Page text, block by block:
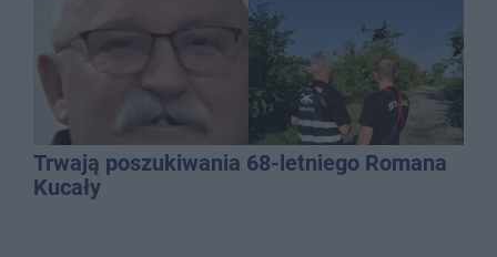
Trwają poszukiwania 68-letniego Romana
Kucały